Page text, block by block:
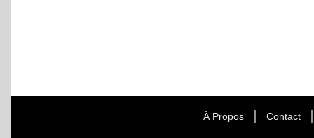
À Propos Contact